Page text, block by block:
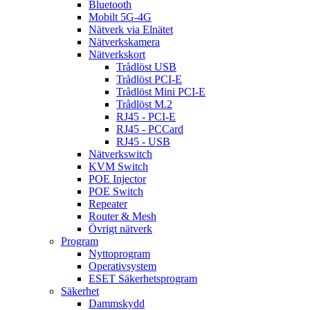
Bluetooth
Mobilt 5G-4G
Nätverk via Elnätet
Nätverkskamera
Nätverkskort
Trådlöst USB
Trådlöst PCI-E
Trådlöst Mini PCI-E
Trådlöst M.2
RJ45 - PCI-E
RJ45 - PCCard
RJ45 - USB
Nätverkswitch
KVM Switch
POE Injector
POE Switch
Repeater
Router & Mesh
Övrigt nätverk
Program
Nyttoprogram
Operativsystem
ESET Säkerhetsprogram
Säkerhet
Dammskydd